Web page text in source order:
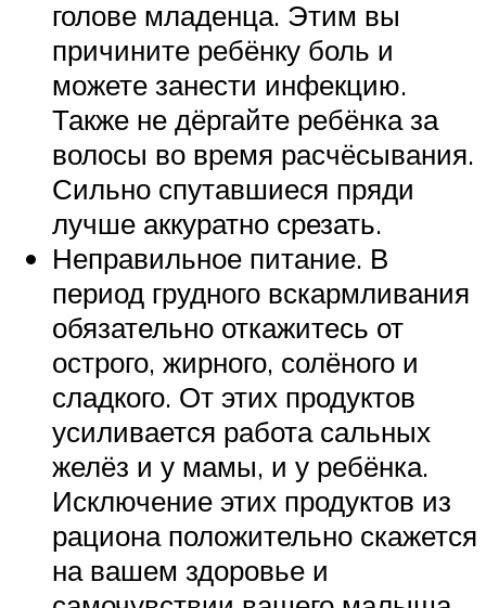
голове младенца. Этим вы
причините ребёнку боль и
можете занести инфекцию.
Также не дёргайте ребёнка за
волосы во время расчёсывания.
Сильно спутавшиеся пряди
лучше аккуратно срезать.
Неправильное питание. В
период грудного вскармливания
обязательно откажитесь от
острого, жирного, солёного и
сладкого. От этих продуктов
усиливается работа сальных
желёз и у мамы, и у ребёнка.
Исключение этих продуктов из
рациона положительно скажется
на вашем здоровье и